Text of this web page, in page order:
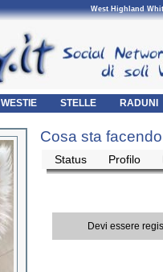
West Highland
WESTIE STELLE RADUNI
Cosa sta
Status Profilo
Devi essere